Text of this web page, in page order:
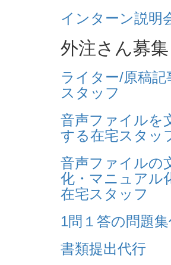
インターン説明
外注さん募集
ライター/原稿記
スタッフ
音声ファイルを
する在宅スタッ
音声ファイルの
化・マニュアル
在宅スタッフ
1問１答の問題
書類提出代行